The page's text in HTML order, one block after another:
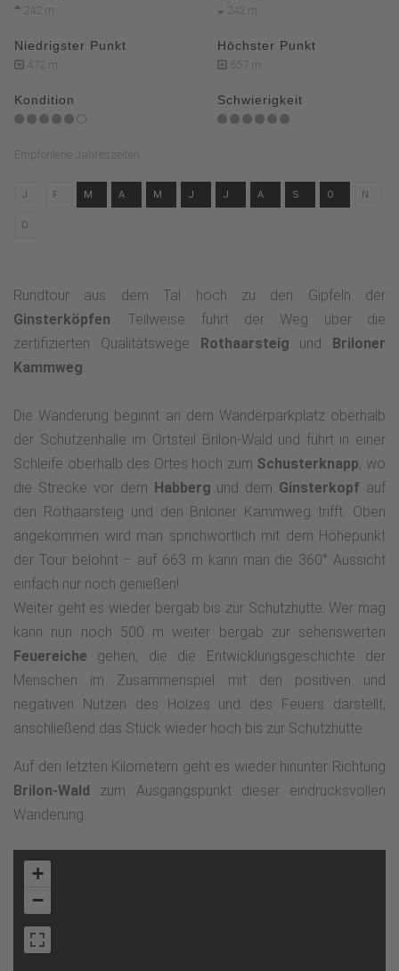
242 m 242 m
Niedrigster Punkt
472 m
Höchster Punkt
657 m
Kondition Schwierigkeit
Empfohlene Jahreszeiten
J F M A M J J A S O N
D
Rundtour aus dem Tal hoch zu den Gipfeln der
Ginsterköpfen. Teilweise führt der Weg über die
zertifizierten Qualitätswege
Rothaarsteig und
Briloner
Kammweg.
Die Wanderung beginnt an dem Wanderparkplatz oberhalb
der Schützenhalle im Ortsteil Brilon-Wald und führt in einer
Schleife oberhalb des Ortes hoch zum Schusterknapp, wo
die Strecke vor dem Habberg und dem Ginsterkopf auf
den Rothaarsteig und den Briloner Kammweg trifft. Oben
angekommen wird man sprichwörtlich mit dem Höhepunkt
der Tour belohnt – auf 663 m kann man die 360° Aussicht
einfach nur noch genießen!
Weiter geht es wieder bergab bis zur Schutzhütte. Wer mag
kann nun noch 500 m weiter bergab zur sehenswerten
Feuereiche gehen, die die Entwicklungsgeschichte der
Menschen im Zusammenspiel mit den positiven und
negativen Nutzen des Holzes und des Feuers darstellt,
anschließend das Stück wieder hoch bis zur Schutzhütte.
Auf den letzten Kilometern geht es wieder hinunter Richtung
Brilon-Wald
zum Ausgangspunkt dieser eindrucksvollen
Wanderung.
+
−